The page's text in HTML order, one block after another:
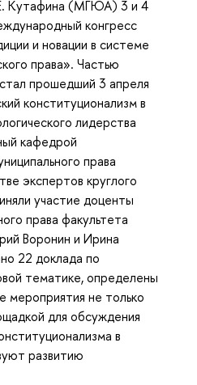
Кутафина (МГЮА) 3 и 4
конгресс
и новации в системе
права». Частью
прошедший 3 апреля
конституционализм в
лидерства
кафедрой
права
экспертов круглого
участие доценты
права факультета
Воронин и Ирина
22 доклада по
тематике, определены
не только
для обсуждения
в
развитию